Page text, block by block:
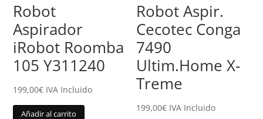
Robot
Aspirador
iRobot Roomba
105 Y311240
199,00€ IVA Incluido
Añadir al carrito
Robot Aspir.
Cecotec Conga
7490
Ultim.Home X-
Treme
199,00€ IVA Incluido